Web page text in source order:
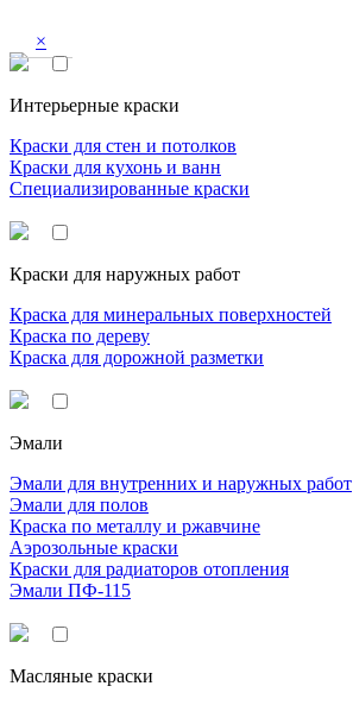
×
Интерьерные краски
Краски для стен и потолков
Краски для кухонь и ванн
Специализированные краски
Краски для наружных работ
Краска для минеральных поверхностей
Краска по дереву
Краска для дорожной разметки
Эмали
Эмали для внутренних и наружных работ
Эмали для полов
Краска по металлу и ржавчине
Аэрозольные краски
Краски для радиаторов отопления
Эмали ПФ-115
Масляные краски